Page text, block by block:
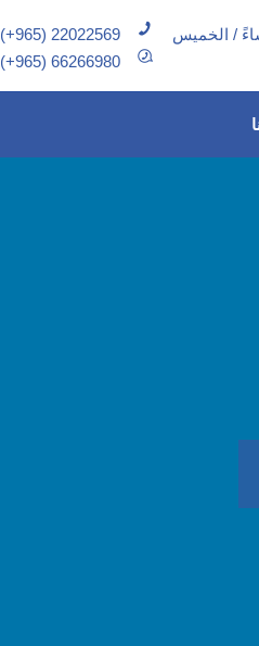
الأربعاء 9:00 صباحًا – 7:00 مساءً / الخميس
(+965) 22022569
(+965) 66266980